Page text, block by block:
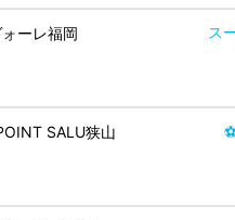
ォーレ福岡
ス
SALU狭山